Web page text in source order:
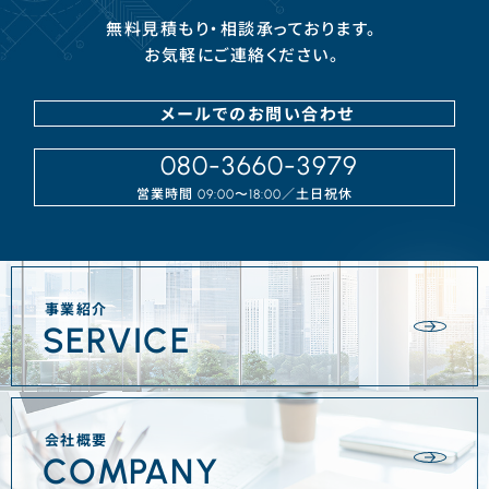
無料見積もり・相談承っております。
お気軽にご連絡ください。
メールでのお問い合わせ
080-3660-3979
営業時間09:00〜18:00 ／⼟⽇祝休
事業紹介
SERVICE
会社概要
COMPANY